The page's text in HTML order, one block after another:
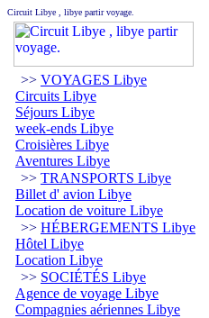
Circuit Libye , libye partir voyage.
>> VOYAGES Libye
Circuits Libye
Séjours Libye
week-ends Libye
Croisières Libye
Aventures Libye
>> TRANSPORTS Libye
Billet d' avion Libye
Location de voiture Libye
>> HÉBERGEMENTS Libye
Hôtel Libye
Location Libye
>> SOCIÉTÉS Libye
Agence de voyage Libye
Compagnies aériennes Libye